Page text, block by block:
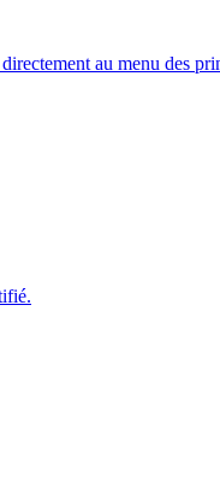
au menu des